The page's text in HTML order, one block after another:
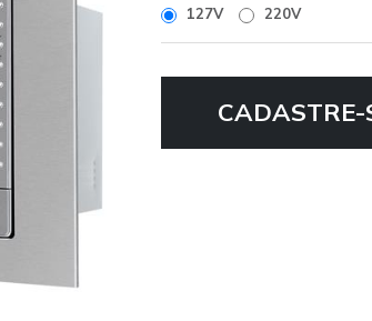
127V 220V
CADASTRE-